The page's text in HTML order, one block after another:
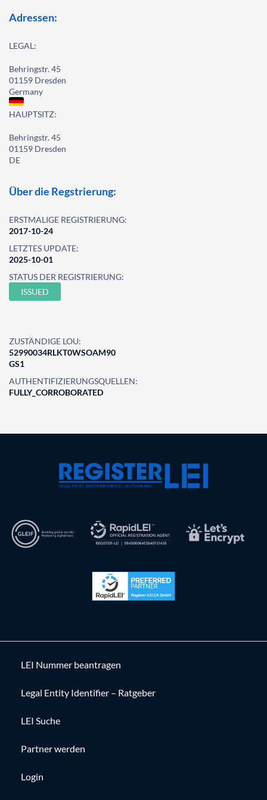
Adressen:
LEGAL:
Behringstr. 45
01159 Dresden
Germany
HAUPTSITZ:
Behringstr. 45
01159 Dresden
DE
Über die Regstrierung:
ERSTMALIGE REGISTRIERUNG:
2017-10-24
LETZTES UPDATE:
2025-10-01
STATUS DER REGISTRIERUNG:
ISSUED
ZUSTÄNDIGE LOU:
52990034RLKT0WSOAM90
GS1
AUTHENTIFIZIERUNGSQUELLEN:
FULLY_CORROBORATED
LEI Nummer beantragen
Legal Entity Identifier – Ratgeber
LEI Suche
Partner werden
Login